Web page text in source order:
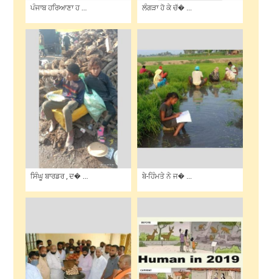
ਪੰਜਾਬ ਹਰਿਆਣਾ ਹ ... ਲੰਗੜਾ ਹੋ ਕੇ ਚੱ� ...
ਸਿੰਘੂ ਬਾਰਡਰ , ਦ� ... ਬੇ-ਹਿੰਮਤੇ ਨੇ ਜ� ...